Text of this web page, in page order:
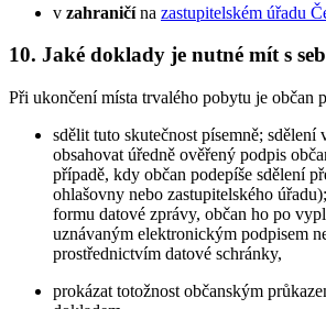
v zahraničína zastupitelském úřadu
10. Jaké doklady je nutné mít s
Při ukončení místa trvalého pobytu je občan
sdělit tuto skutečnost písemně; sdělení
obsahovat úředně ověřený podpis
případě, kdy občan podepíše sdělení
ohlašovny nebo zastupitelského
formu datové zprávy, občan ho po
uznávaným elektronickým podpisem
prostřednictvím datové schránky,
prokázat totožnost občanským